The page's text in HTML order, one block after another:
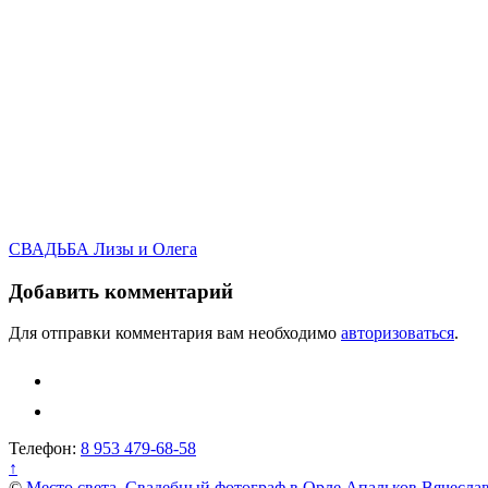
Навигация
по
записям
СВАДЬБА Лизы и Олега
Добавить комментарий
Для отправки комментария вам необходимо авторизоваться.
Телефон: 8 953 479-68-58
↑